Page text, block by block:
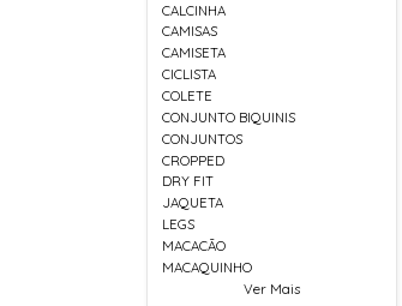
CALCINHA
CAMISAS
CAMISETA
CICLISTA
COLETE
CONJUNTO BIQUINIS
CONJUNTOS
CROPPED
DRY FIT
JAQUETA
LEGS
MACACÃO
MACAQUINHO
Ver Mais